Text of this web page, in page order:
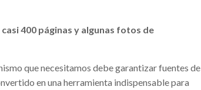
400 páginas y algunas fotos de
que necesitamos debe garantizar fuentes de
en una herramienta indispensable para